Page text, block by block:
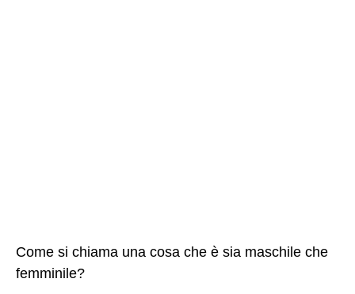
Come si chiama una cosa che è sia maschile che
femminile?